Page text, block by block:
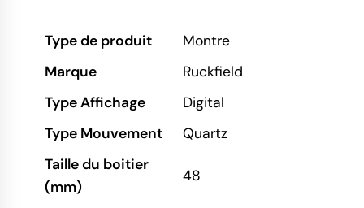
Type de produit
Montre
Marque
Ruckfield
Type Affichage
Digital
Type Mouvement
Quartz
Taille du boitier
(mm)
48